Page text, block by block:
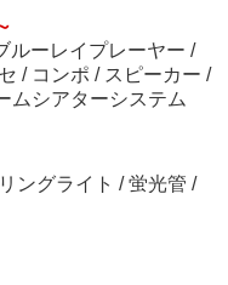
ルーレイプレーヤー /
/ コンポ / スピーカー /
ムシアターシステム
ングライト / 蛍光管 /